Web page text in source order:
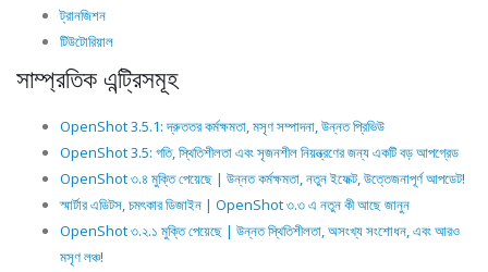
ট্রানজিশন
টিউটোরিয়াল
সাম্প্রতিক এন্ট্রিসমূহ
OpenShot 3.5.1: দ্রুততর কর্মক্ষমতা, মসৃণ সম্পাদনা, উন্নত প্রিভিউ
OpenShot 3.5: গতি, স্থিতিশীলতা এবং সৃজনশীল নিয়ন্ত্রণের জন্য একটি বড় আপগ্রেড
OpenShot ৩.৪ মুক্তি পেয়েছে | উন্নত কর্মক্ষমতা, নতুন ইফেক্ট, উত্তেজনাপূর্ণ আপডেট!
স্মার্টার এডিটস, চমৎকার ডিজাইন | OpenShot ৩.৩ এ নতুন কী আছে জানুন
OpenShot ৩.২.১ মুক্তি পেয়েছে | উন্নত স্থিতিশীলতা, অসংখ্য সংশোধন, এবং আরও
মসৃণ লঞ্চ!